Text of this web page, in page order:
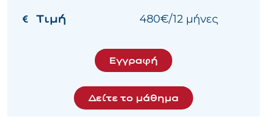
Τιμή
480€/12 μήνες
Εγγραφή
Δείτε το μάθημα